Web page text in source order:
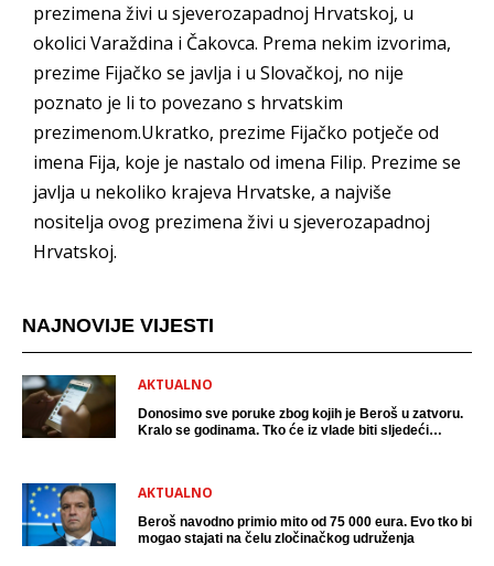
prezimena živi u sjeverozapadnoj Hrvatskoj, u
okolici Varaždina i Čakovca. Prema nekim izvorima,
prezime Fijačko se javlja i u Slovačkoj, no nije
poznato je li to povezano s hrvatskim
prezimenom.Ukratko, prezime Fijačko potječe od
imena Fija, koje je nastalo od imena Filip. Prezime se
javlja u nekoliko krajeva Hrvatske, a najviše
nositelja ovog prezimena živi u sjeverozapadnoj
Hrvatskoj.
NAJNOVIJE VIJESTI
AKTUALNO
Donosimo sve poruke zbog kojih je Beroš u zatvoru.
Kralo se godinama. Tko će iz vlade biti sljedeći
AKTUALNO
Beroš navodno primio mito od 75 000 eura. Evo tko bi
mogao stajati na čelu zločinačkog udruženja